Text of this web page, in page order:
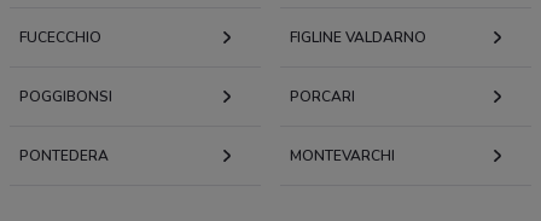
FUCECCHIO FIGLINE VALDARNO
POGGIBONSI PORCARI
PONTEDERA MONTEVARCHI